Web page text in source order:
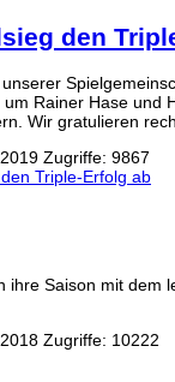
den
Rainer Hase
Wir gratulieren
Zugriffe: 9867
Triple-Erfolg ab
Saison mit
Zugriffe: 10222